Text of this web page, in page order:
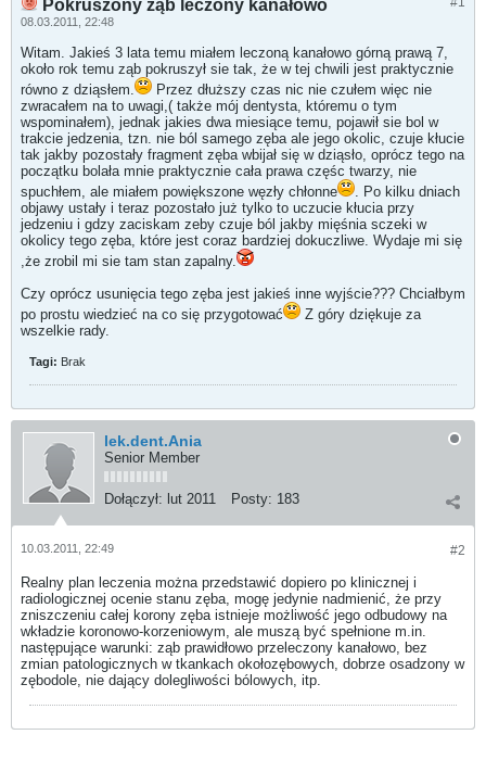
Pokruszony ząb leczony kanałowo
08.03.2011, 22:48
Witam. Jakieś 3 lata temu miałem leczoną kanałowo górną prawą 7,
około rok temu ząb pokruszył sie tak, że w tej chwili jest praktycznie
równo z dziąsłem.
Przez dłuższy czas nic nie czułem więc nie
zwracałem na to uwagi,( także mój dentysta, któremu o tym
wspominałem), jednak jakies dwa miesiące temu, pojawił sie bol w
trakcie jedzenia, tzn. nie ból samego zęba ale jego okolic, czuje kłucie
tak jakby pozostały fragment zęba wbijał się w dziąsło, oprócz tego na
początku bolała mnie praktycznie cała prawa częśc twarzy, nie
spuchłem, ale miałem powiększone węzły chłonne
. Po kilku dniach
objawy ustały i teraz pozostało już tylko to uczucie kłucia przy
jedzeniu i gdzy zaciskam zeby czuje ból jakby mięśnia sczeki w
okolicy tego zęba, które jest coraz bardziej dokuczliwe. Wydaje mi się
,że zrobil mi sie tam stan zapalny.
Czy oprócz usunięcia tego zęba jest jakieś inne wyjście??? Chciałbym
po prostu wiedzieć na co się przygotować
Z góry dziękuje za
wszelkie rady.
Tagi: Brak
lek.dent.Ania
Senior Member
Dołączył: lut 2011 Posty: 183
#2
10.03.2011, 22:49
Realny plan leczenia można przedstawić dopiero po klinicznej i
radiologicznej ocenie stanu zęba, mogę jedynie nadmienić, że przy
zniszczeniu całej korony zęba istnieje możliwość jego odbudowy na
wkładzie koronowo-korzeniowym, ale muszą być spełnione m.in.
następujące warunki: ząb prawidłowo przeleczony kanałowo, bez
zmian patologicznych w tkankach okołozębowych, dobrze osadzony w
zębodole, nie dający dolegliwości bólowych, itp.